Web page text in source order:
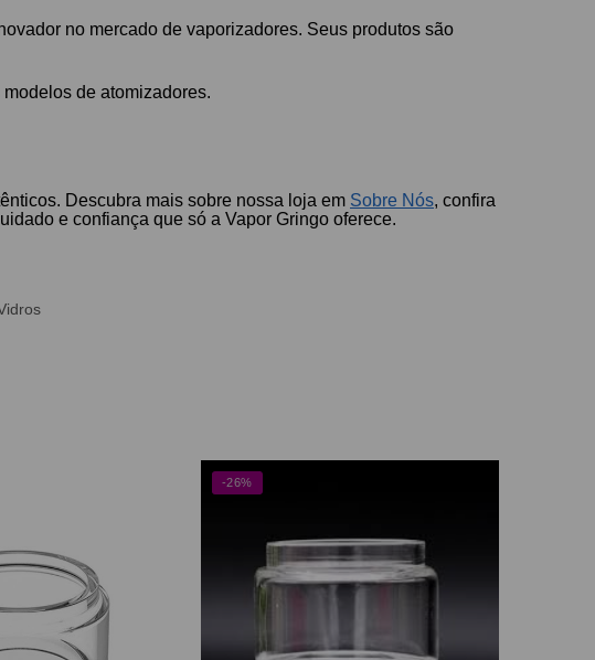
no mercado de vaporizadores. Seus produtos são
de atomizadores.
Descubra mais sobre nossa loja em Sobre Nós, confira
e confiança que só a Vapor Gringo oferece.
-26%